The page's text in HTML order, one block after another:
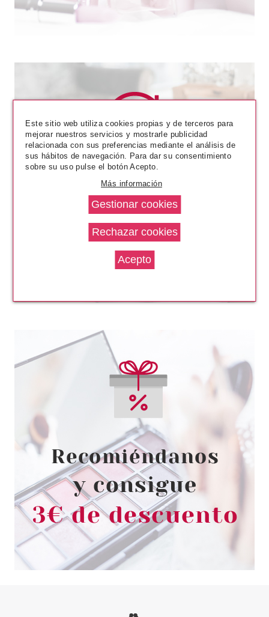
UBU
UBU DOLL FACE PACK 12
ESPONJAS DE MAQUILLAJE
Pvr 4.99€
-20%
desde
3.99€
REAL TECHNIQUES
REAL TECHNIQUES NEON
CANDY ESPONJA MAQUILLAJE
-26%
desde
7.41€
Este sitio web utiliza cookies propias y de terceros para
mejorar nuestros servicios y mostrarle publicidad
relacionada con sus preferencias mediante el análisis de
sus hábitos de navegación. Para dar su consentimiento
sobre su uso pulse el botón Acepto.
Más información